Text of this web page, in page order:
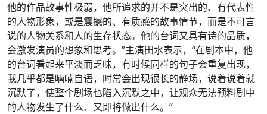
他的作品故事性极弱，他所追求的并不是突出的、有代表性
的人物形象，或是震撼的、有质感的故事情节，而是不可言
说的人物关系和人的生存状态。他的台词又具有诗的品质，
会激发演员的想象和思考。”主演田水表示，“在剧本中，他
的台词看起来平淡而乏味，有时候同样的句子会重复出现，
我几乎都是喃喃自语，时常会出现很长的静场，说着说着就
沉默了，使整个剧场也陷入沉默之中，让观众无法预料剧中
的人物发生了什么、又即将做出什么。”